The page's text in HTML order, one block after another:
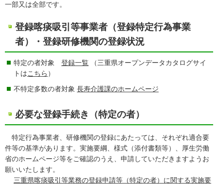
一部又は全部です。
登録喀痰吸引等事業者（登録特定行為事業
者）・登録研修機関の登録状況
特定の者対象 登録一覧 （三重県オープンデータカタログサイ
トはこちら ）
不特定多数の者対象 長寿介護課のホームページ
必要な登録手続き（特定の者）
特定行為事業者、研修機関の登録にあたっては、それぞれ適合要
件等の基準があります。実施要綱、様式（添付書類等）、厚生労働
省のホームページ等をご確認のうえ、申請していただきますようお
願いいたします。
三重県喀痰吸引等業務の登録申請等（特定の者）に関する実施要